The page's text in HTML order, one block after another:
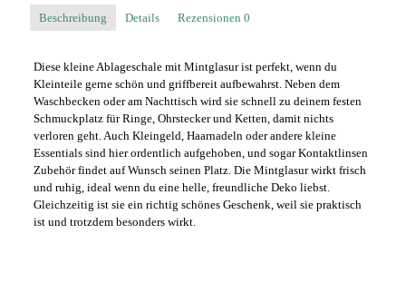
Beschreibung Details Rezensionen 0
Diese kleine Ablageschale mit Mintglasur ist perfekt, wenn du
Kleinteile gerne schön und griffbereit aufbewahrst. Neben dem
Waschbecken oder am Nachttisch wird sie schnell zu deinem festen
Schmuckplatz für Ringe, Ohrstecker und Ketten, damit nichts
verloren geht. Auch Kleingeld, Haarnadeln oder andere kleine
Essentials sind hier ordentlich aufgehoben, und sogar Kontaktlinsen
Zubehör findet auf Wunsch seinen Platz. Die Mintglasur wirkt frisch
und ruhig, ideal wenn du eine helle, freundliche Deko liebst.
Gleichzeitig ist sie ein richtig schönes Geschenk, weil sie praktisch
ist und trotzdem besonders wirkt.